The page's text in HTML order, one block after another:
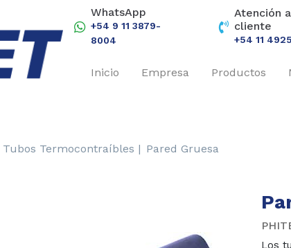
WhatsApp
+54 9 11 3879-
8004
Atención
cliente
+54 11
Inicio Empresa Productos
Tubos Termocontraíbles | Pared Gruesa
Los